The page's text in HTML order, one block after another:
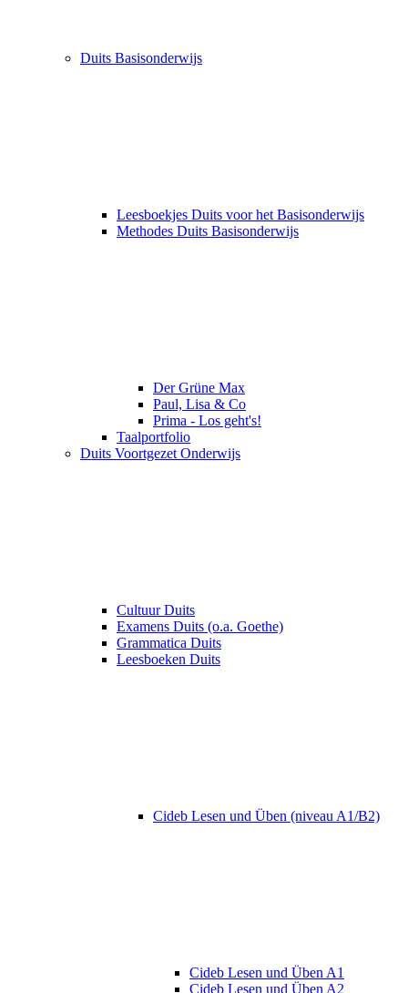
Duits Basisonderwijs
Leesboekjes Duits voor het Basisonderwijs
Methodes Duits Basisonderwijs
Der Grüne Max
Paul, Lisa & Co
Prima - Los geht's!
Taalportfolio
Duits Voortgezet Onderwijs
Cultuur Duits
Examens Duits (o.a. Goethe)
Grammatica Duits
Leesboeken Duits
Cideb Lesen und Üben (niveau A1/B2)
Cideb Lesen und Üben A1
Cideb Lesen und Üben A2